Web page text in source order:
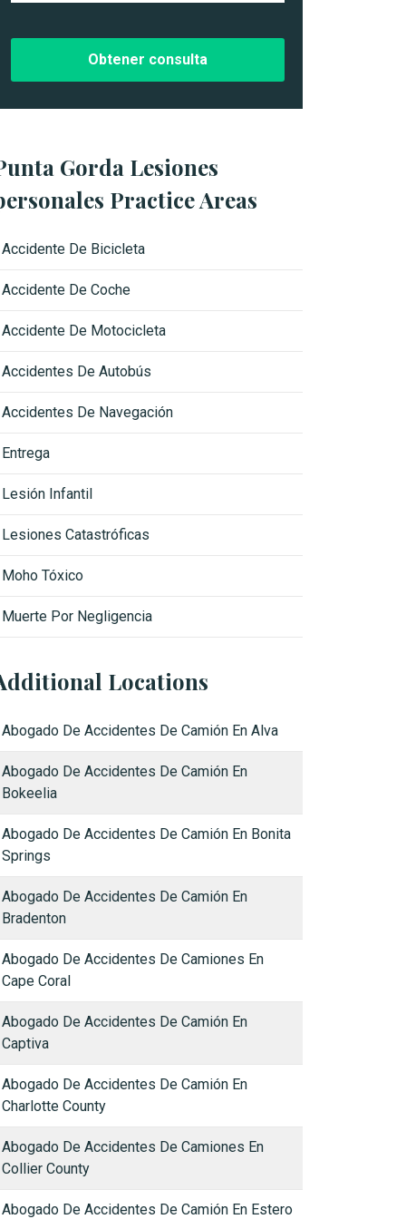
i
o
a
Gorda Lesiones
Practice Areas
Accidente De Bicicleta
Accidente De Coche
Accidente De Motocicleta
Accidentes De Autobús
Accidentes De Navegación
Entrega
Lesión Infantil
Lesiones Catastróficas
Moho Tóxico
Muerte Por Negligencia
Locations
Abogado De Accidentes De Camión En Alva
Abogado De Accidentes De Camión En
Bokeelia
Abogado De Accidentes De Camión En Bonita
Springs
Abogado De Accidentes De Camión En
Bradenton
Abogado De Accidentes De Camiones En
Cape Coral
Abogado De Accidentes De Camión En
Captiva
Abogado De Accidentes De Camión En
Charlotte County
Abogado De Accidentes De Camiones En
Collier County
Abogado De Accidentes De Camión En Estero